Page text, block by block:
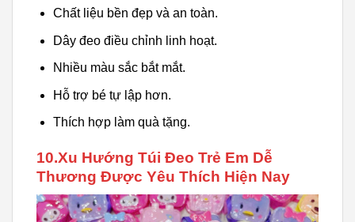
Chất liệu bền đẹp và an toàn.
Dây đeo điều chỉnh linh hoạt.
Nhiều màu sắc bắt mắt.
Hỗ trợ bé tự lập hơn.
Thích hợp làm quà tặng.
10.Xu Hướng Túi Đeo Trẻ Em Dễ
Thương Được Yêu Thích Hiện Nay